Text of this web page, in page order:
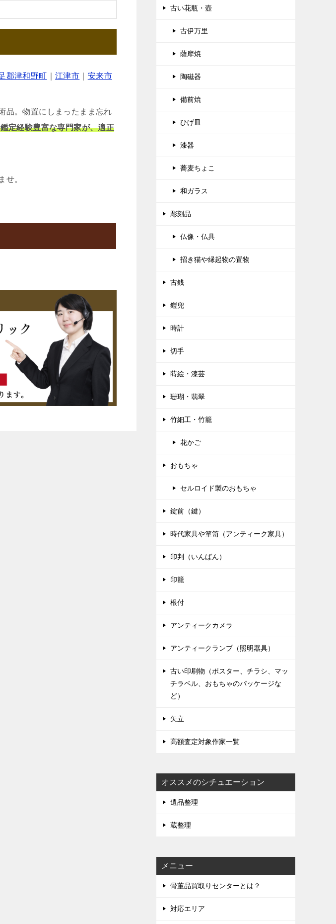
郡津和野町 ｜江津市 安来市
品。物置にしまったまま忘れ
定経験豊富な専門家が、適正
せ。
古い花瓶・壺
古伊万里
薩摩焼
陶磁器
備前焼
ひげ皿
漆器
蕎麦ちょこ
和ガラス
彫刻品
仏像・仏具
招き猫や縁起物の置物
古銭
鎧兜
時計
切手
蒔絵・漆芸
珊瑚・翡翠
竹細工・竹籠
花かご
おもちゃ
セルロイド製のおもちゃ
錠前（鍵）
時代家具や箪笥（アンティーク家具）
印判（いんばん）
印籠
根付
アンティークカメラ
アンティークランプ（照明器具）
古い印刷物（ポスター、チラシ、マッ
チラベル、おもちゃのパッケージな
ど）
矢立
高額査定対象作家一覧
オススメのシチュエーション
遺品整理
蔵整理
メニュー
骨董品買取りセンターとは？
対応エリア